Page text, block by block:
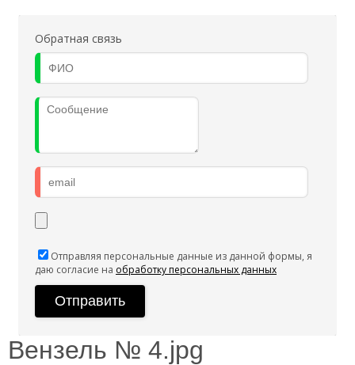
Обратная связь
Отправляя персональные данные из данной формы, я
даю согласие на обработку персональных данных
Вензель № 4.jpg